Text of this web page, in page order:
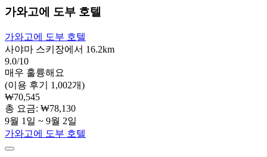
가와고에 도부 호텔
가와고에 도부 호텔
사야마 스키장에서 16.2km
9.0/10
매우 훌륭해요
(이용 후기 1,002개)
₩70,545
총 요금: ₩78,130
9월 1일 ~ 9월 2일
가와고에 도부 호텔